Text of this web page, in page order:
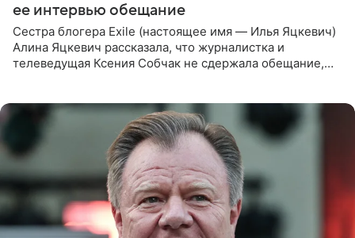
ее интервью обещание
Сестра блогера Exile (настоящее имя — Илья Яцкевич)
Алина Яцкевич рассказала, что журналистка и
телеведущая Ксения Собчак не сдержала обещание,